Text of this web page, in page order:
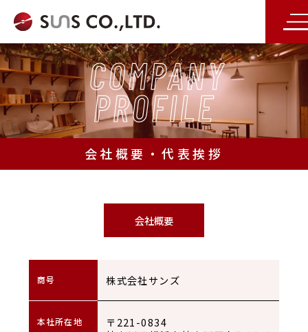
会社概要・代表挨拶
会社概要
商号 株式会社サンズ
本社所在地
〒221-0834